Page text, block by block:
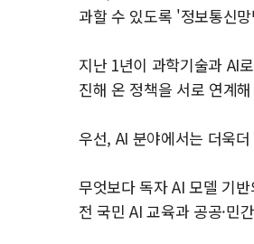
과할 수 있도록 '정보통신
지난 1년이 과학기술과 AI
진해 온 정책을 서로 연계
우선, AI 분야에서는 더욱
무엇보다 독자 AI 모델 기
전 국민 AI 교육과 공공·민